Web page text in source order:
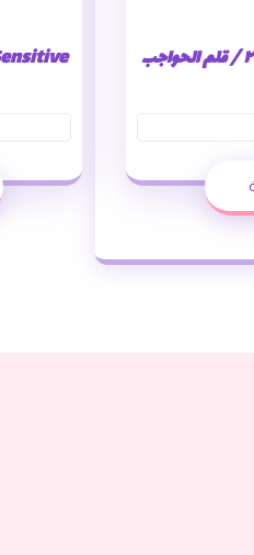
Catrice Eye Brow Stylist No.٢٠ / قلم الحواجب